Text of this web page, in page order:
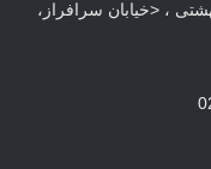
، <خیابان سرافراز،